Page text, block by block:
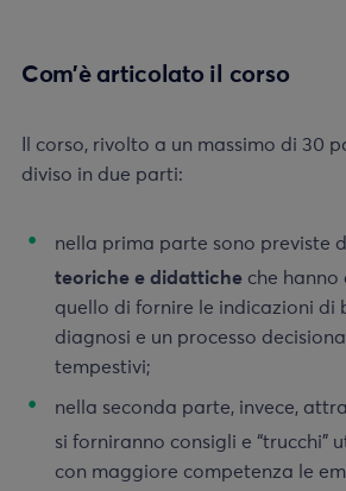
Com’è articolato il corso
Il corso, rivolto a un massimo di 30
diviso in due parti:
nella prima parte sono previste
teoriche e didattiche che
quello di fornire le indicazioni di
diagnosi e un processo
tempestivi;
nella seconda parte, invece,
si forniranno consigli e “trucchi”
con maggiore competenza le